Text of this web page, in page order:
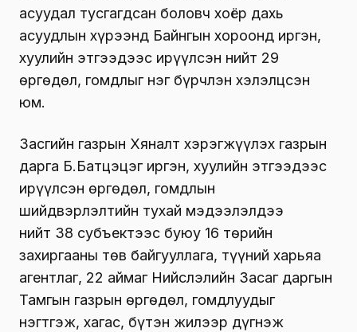
асуудал тусгагдсан боловч хоёр дахь
асуудлын хүрээнд Байнгын хороонд иргэн,
хуулийн этгээдээс ирүүлсэн нийт 29
өргөдөл, гомдлыг нэг бүрчлэн хэлэлцсэн
юм.
Засгийн газрын Хяналт хэрэгжүүлэх газрын
дарга Б.Батцэцэг иргэн, хуулийн этгээдээс
ирүүлсэн өргөдөл, гомдлын
шийдвэрлэлтийн тухай мэдээлэлдээ
нийт 38 субъектээс буюу 16 төрийн
захиргааны төв байгууллага, түүний харьяа
агентлаг, 22 аймаг Нийслэлийн Засаг даргын
Тамгын газрын өргөдөл, гомдлуудыг
нэгтгэж, хагас, бүтэн жилээр дүгнэж